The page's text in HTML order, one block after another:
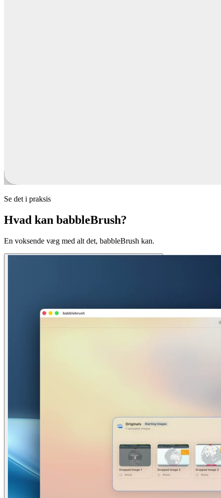
Se det i praksis
Hvad kan babbleBrush?
En voksende væg med alt det, babbleBrush kan.